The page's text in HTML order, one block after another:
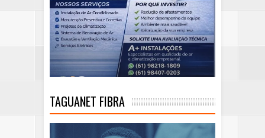
TAGUANET FIBRA